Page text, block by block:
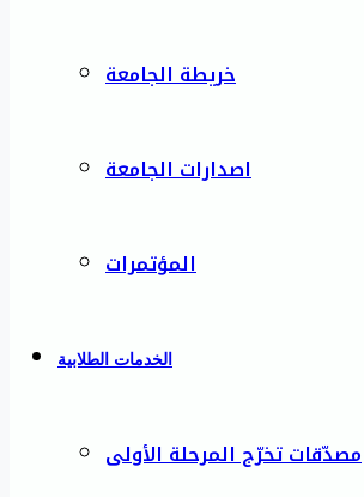
خريطة الجامعة
اصدارات الجامعة
المؤتمرات
الخدمات الطلابية
مصدّقات تخرّج المرحلة الأولى